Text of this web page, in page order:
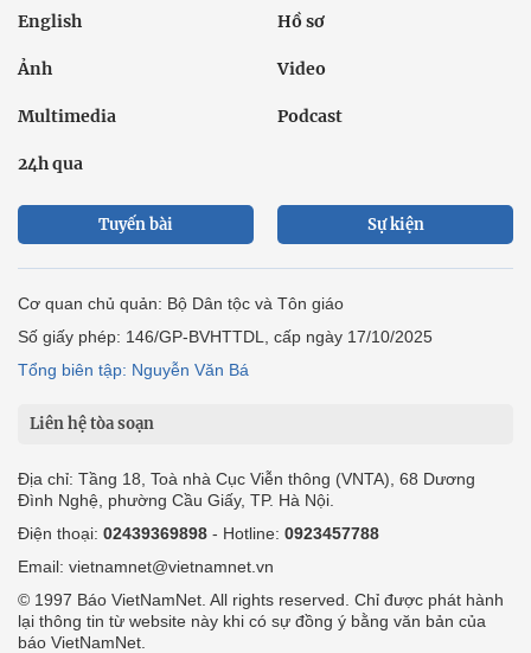
English Hồ sơ
Ảnh Video
Multimedia Podcast
24h qua
Tuyến bài Sự kiện
Cơ quan chủ quản: Bộ Dân tộc và Tôn giáo
Số giấy phép: 146/GP-BVHTTDL, cấp ngày 17/10/2025
Tổng biên tập: Nguyễn Văn Bá
Liên hệ tòa soạn
Địa chỉ: Tầng 18, Toà nhà Cục Viễn thông (VNTA), 68 Dương
Đình Nghệ, phường Cầu Giấy, TP. Hà Nội.
Điện thoại: 02439369898 - Hotline: 0923457788
Email: vietnamnet@vietnamnet.vn
© 1997 Báo VietNamNet. All rights reserved. Chỉ được phát hành
lại thông tin từ website này khi có sự đồng ý bằng văn bản của
báo VietNamNet.